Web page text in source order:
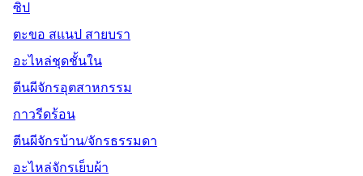
ซิป
ตะขอ สแนป สายบรา
อะไหล่ชุดชั้นใน
ตีนผีจักรอุตสาหกรรม
กาวรีดร้อน
ตีนผีจักรบ้าน/จักรธรรมดา
อะไหล่จักรเย็บผ้า